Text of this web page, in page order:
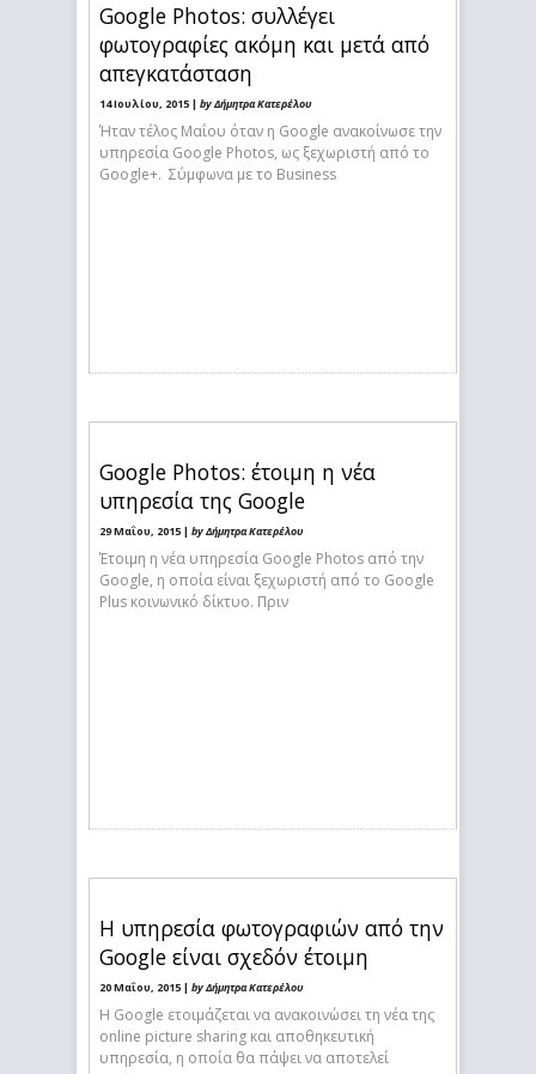
Google Photos: συλλέγει
φωτογραφίες ακόμη και μετά από
απεγκατάσταση
14 Ιουλίου, 2015 | by Δήμητρα Κατερέλου
Ήταν τέλος Μαΐου όταν η Google ανακοίνωσε την
υπηρεσία Google Photos, ως ξεχωριστή από το
Google+. Σύμφωνα με το Business
Google Photos: έτοιμη η νέα
υπηρεσία της Google
29 Μαΐου, 2015 | by Δήμητρα Κατερέλου
Έτοιμη η νέα υπηρεσία Google Photos από την
Google, η οποία είναι ξεχωριστή από το Google
Plus κοινωνικό δίκτυο. Πριν
Η υπηρεσία φωτογραφιών από την
Google είναι σχεδόν έτοιμη
20 Μαΐου, 2015 | by Δήμητρα Κατερέλου
Η Google ετοιμάζεται να ανακοινώσει τη νέα της
online picture sharing και αποθηκευτική
υπηρεσία, η οποία θα πάψει να αποτελεί